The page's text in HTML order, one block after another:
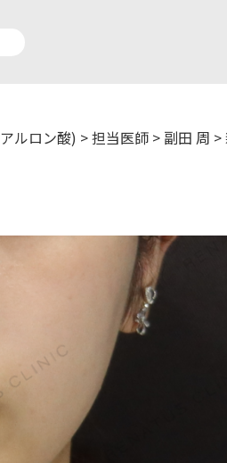
症例一覧
覧
ルロン酸) >担当医師 > 副田 周 >